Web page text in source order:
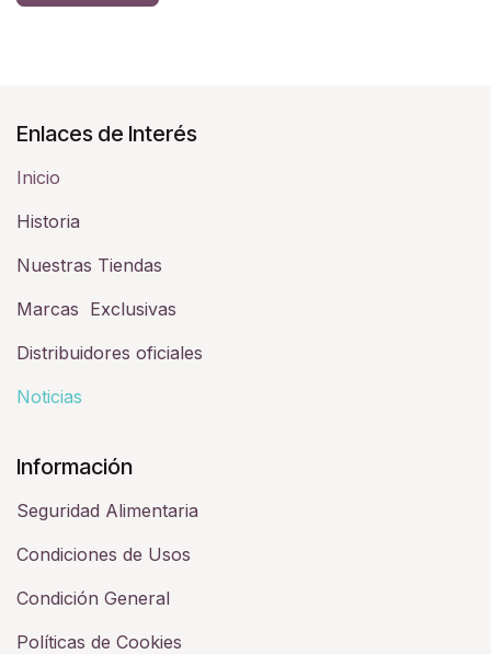
Enlaces de Interés
Inicio
Historia​
Nuestras Tiendas
Marcas Exclusivas
Distribuidores oficiales
Noticias
Información
Seguridad Alimentaria
Condiciones de Usos
Condición General
Políticas de Cookies